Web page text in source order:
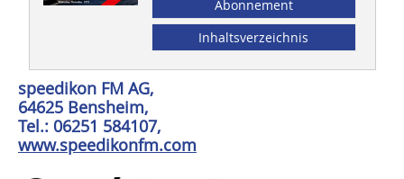
Abonnement
Inhaltsverzeichnis
speedikon FM AG,
64625 Bensheim,
Tel.: 06251 584107,
www.speedikonfm.com